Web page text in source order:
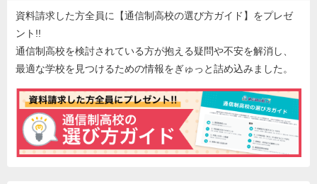
資料請求した方全員に【通信制高校の選び方ガイド】をプレゼ
ント!!
通信制高校を検討されている方が抱える疑問や不安を解消し、
最適な学校を見つけるための情報をぎゅっと詰め込みました。